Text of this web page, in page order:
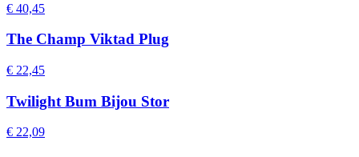
€ 40,45
The Champ Viktad Plug
€ 22,45
Twilight Bum Bijou Stor
€ 22,09